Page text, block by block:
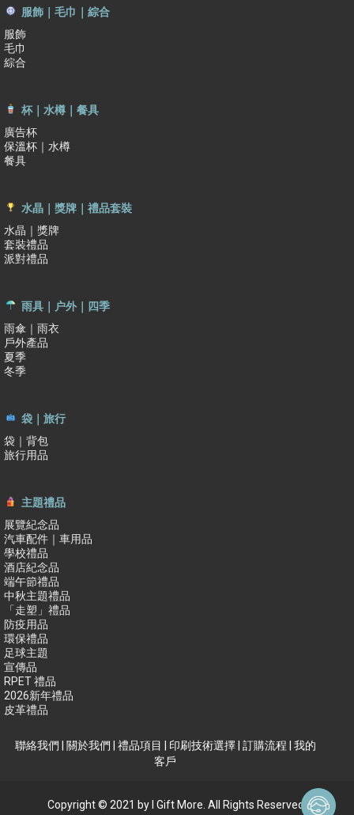
服飾｜毛巾｜綜合
服飾
毛巾
綜合
杯｜水樽｜餐具
廣告杯
保溫杯｜水樽
餐具
水晶｜獎牌｜禮品套裝
水晶｜獎牌
套裝禮品
派對禮品
雨具｜户外｜四季
雨傘｜雨衣
戶外產品
夏季
冬季
袋｜旅行
袋｜背包
旅行用品
主題禮品
展覽紀念品
汽車配件｜車用品
學校禮品
酒店紀念品
端午節禮品
中秋主題禮品
「走塑」禮品
防疫用品
環保禮品
足球主題
宣傳品
RPET 禮品
2026新年禮品
皮革禮品
聯絡我們 | 關於我們 | 禮品項目 | 印刷技術選擇| 訂購流程 | 我的
客戶
Copyright © 2021 by I Gift More. All Rights Reserved.